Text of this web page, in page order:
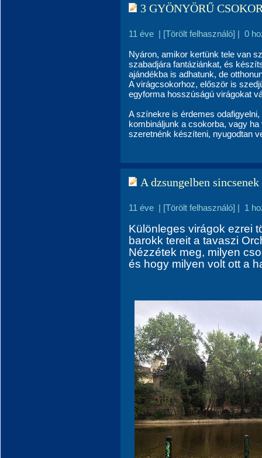
3 GYÖNYÖRŰ
11 éve | [Törölt felhasználó] | 0
Nyáron, amikor kertünk tele van
szabadjára fantáziánkat, és
ajándékba is adhatunk, de
A virágcsokorhoz, először is
egyforma hosszúságú virágokat
A színekre is érdemes
kombináljunk a csokorba, vagy
szeretnénk készíteni, nyugodtan
A dzsungelben
11 éve | [Törölt felhasználó] | 1
Különleges virágok ezrei
barokk tereit a tavaszi
Nézzétek meg, milyen
és hogy milyen volt ott a